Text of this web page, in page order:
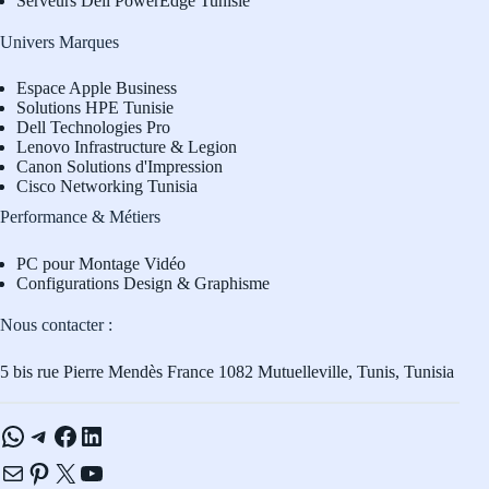
Univers Marques
Espace Apple Business
Solutions HPE Tunisie
Dell Technologies Pro
Lenovo Infrastructure & Legion
Canon Solutions d'Impression
Cisco Networking Tunisia
Performance & Métiers
PC pour Montage Vidéo
Configurations Design & Graphisme
Nous contacter :
5 bis rue Pierre Mendès France 1082 Mutuelleville, Tunis, Tunisia
WhatsApp
Telegram
Facebook
LinkedIn
E-mailPinterest
X YouTube